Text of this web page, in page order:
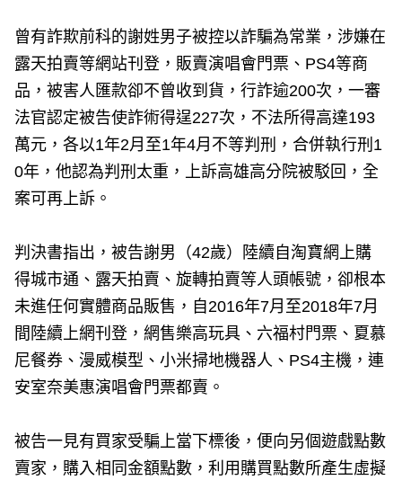
曾有詐欺前科的謝姓男子被控以詐騙為常業，涉嫌在
露天拍賣等網站刊登，販賣演唱會門票、PS4等商
品，被害人匯款卻不曾收到貨，行詐逾200次，一審
法官認定被告使詐術得逞227次，不法所得高達193
萬元，各以1年2月至1年4月不等判刑，合併執行刑1
0年，他認為判刑太重，上訴高雄高分院被駁回，全
案可再上訴。
判決書指出，被告謝男（42歲）陸續自淘寶網上購
得城市通、露天拍賣、旋轉拍賣等人頭帳號，卻根本
未進任何實體商品販售，自2016年7月至2018年7月
間陸續上網刊登，網售樂高玩具、六福村門票、夏慕
尼餐券、漫威模型、小米掃地機器人、PS4主機，連
安室奈美惠演唱會門票都賣。
被告一見有買家受騙上當下標後，便向另個遊戲點數
賣家，購入相同金額點數，利用購買點數所產生虛擬